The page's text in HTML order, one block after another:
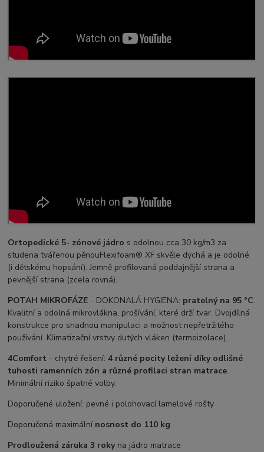
Ortopedické 5- zónové jádro s odolnou cca 30 kg/m3 za
studena tvářenou pěnouFlexifoam® XF skvěle dýchá a je odolné
(i dětskému hopsání). Jemně profilovaná poddajnější strana a
pevnější strana (zcela rovná).
POTAH MIKROFÁZE - DOKONALÁ HYGIENA: pratelný na 95 °C.
Kvalitní a odolná mikrovlákna, prošívání, které drží tvar. Dvojdílná
konstrukce pro snadnou manipulaci a možnost nepřetržitého
používání. Klimatizační vrstvy dutých vláken (termoizolace).
4Comfort - chytré řešení:4 různé pocity ležení díky odlišné
tuhosti ramenních zón a různé profilaci stran matrace.
Minimální riziko špatné volby.
Doporučené uložení: pevné i polohovací lamelové rošty
Doporučená maximální nosnost do 110 kg
Prodloužená záruka 3 rokyna jádro matrace